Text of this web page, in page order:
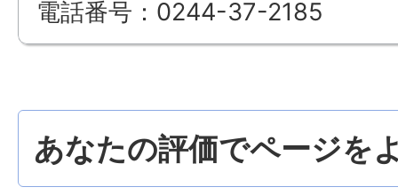
電話番号：0244-37-2185
あなたの評価でページを